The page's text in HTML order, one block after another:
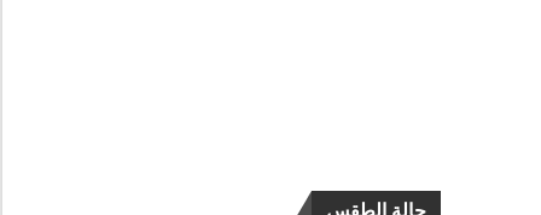
حالة الطقس